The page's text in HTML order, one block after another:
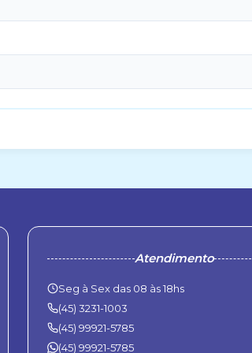
Atendimento
Seg à Sex das 08 às 18hs
(45) 3231-1003
(45) 99921-5785
(45) 99921-5785